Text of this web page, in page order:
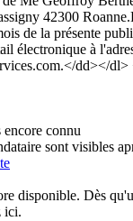
42300
de la présente
électronique à
dd></
encore connu
sont visibles
disponible. Dès
ici.